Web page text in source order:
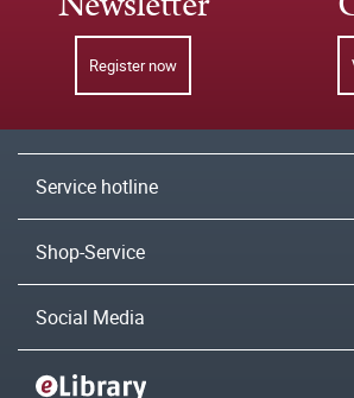
Register now
Service hotline
Shop-Service
Social Media